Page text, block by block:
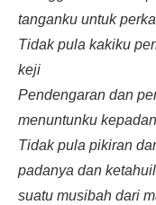
tanganku untuk
Tidak pula kakiku
keji
Pendengaran dan
menuntunku
Tidak pula pikiran
padanya dan
suatu musibah dari